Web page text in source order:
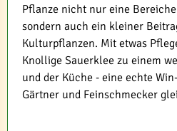
Pflanze nicht nur eine
sondern auch ein kleiner
Kulturpflanzen. Mit etwas
Knollige Sauerklee zu einem
und der Küche - eine echte
Gärtner und Feinschmecker